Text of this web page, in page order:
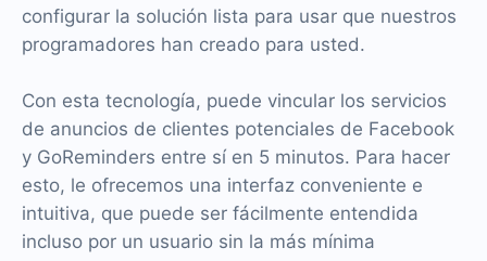
configurar la solución lista para usar que nuestros
programadores han creado para usted.
Con esta tecnología, puede vincular los servicios
de anuncios de clientes potenciales de Facebook
y GoReminders entre sí en 5 minutos. Para hacer
esto, le ofrecemos una interfaz conveniente e
intuitiva, que puede ser fácilmente entendida
incluso por un usuario sin la más mínima